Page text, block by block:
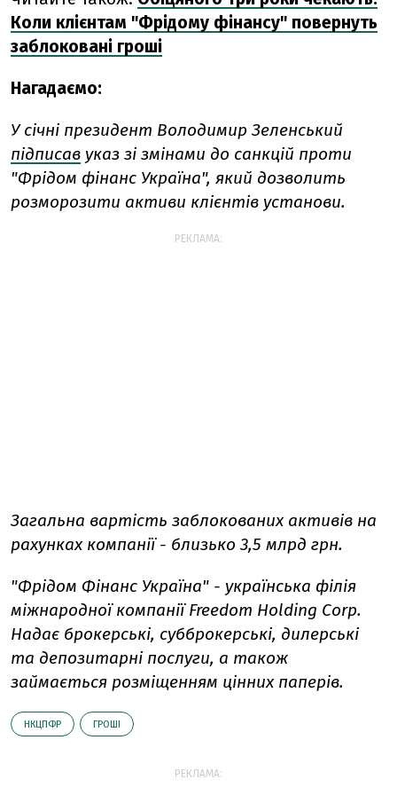
Коли клієнтам "Фрідому фінансу" повернуть
заблоковані гроші
Нагадаємо:
У січні президент Володимир Зеленський
підписав указ зі змінами до санкцій проти
"Фрідом фінанс Україна", який дозволить
розморозити активи клієнтів установи.
РЕКЛАМА:
Загальна вартість заблокованих активів на
рахунках компанії - близько 3,5 млрд грн.
"Фрідом Фінанс Україна" - українська філія
міжнародної компанії Freedom Holding Corp.
Надає брокерські, субброкерські, дилерські
та депозитарні послуги, а також
займається розміщенням цінних паперів.
НКЦПФР ГРОШІ
РЕКЛАМА: